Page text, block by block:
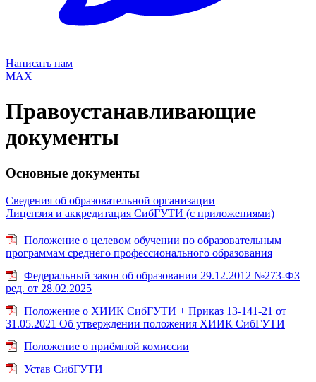
Написать нам
MAX
Правоустанавливающие
документы
Основные документы
Сведения об образовательной организации
Лицензия и аккредитация СибГУТИ (с приложениями)
Положение о целевом обучении по образовательным
программам среднего профессионального образования
Федеральный закон об образовании 29.12.2012 №273-ФЗ
ред. от 28.02.2025
Положение о ХИИК СибГУТИ + Приказ 13-141-21 от
31.05.2021 Об утверждении положения ХИИК СибГУТИ
Положение о приёмной комиссии
Устав СибГУТИ